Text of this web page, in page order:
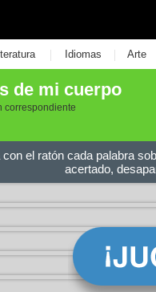
| Idiomas | Arte
de mi cuerpo
correspondiente
el ratón cada palabra
acertado,